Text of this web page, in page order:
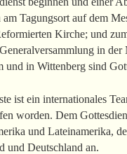
Tagungsort auf dem
Kirche; und
in
in Wittenberg sind
ist ein internationales
worden. Dem
und Lateinamerika,
und Deutschland an.